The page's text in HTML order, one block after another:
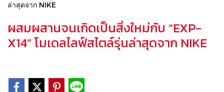
ล่าสุดจาก NIKE
ผสมผสานจนเกิดเป็นสิ่งใหม่กับ “EXP-
X14” โมเดลไลฟ์สไตล์รุ่นล่าสุดจาก NIKE